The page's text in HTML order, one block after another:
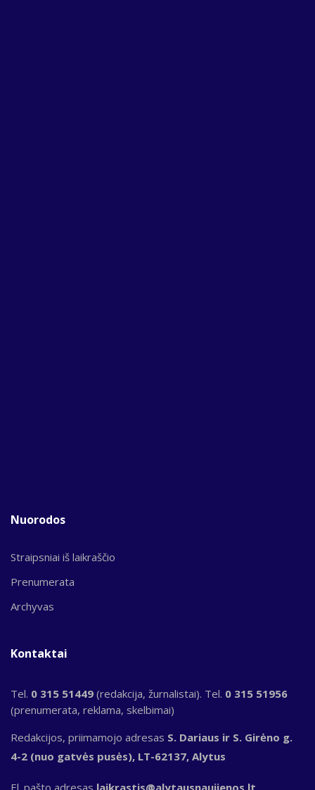
Nuorodos
Straipsniai iš laikraščio
Prenumerata
Archyvas
Kontaktai
Tel. 0 315 51449 (redakcija, žurnalistai). Tel. 0 315 51956
(prenumerata, reklama, skelbimai)
Redakcijos, priimamojo adresas S. Dariaus ir S. Girėno g.
4-2 (nuo gatvės pusės), LT-62137, Alytus
El. pašto adresas laikrastis@alytausnaujienos.lt